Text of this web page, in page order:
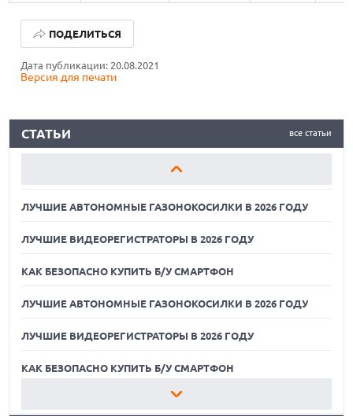
Дата публикации: 20.08.2021
Версия для печати
ПОДЕЛИТЬСЯ
все статьи
СТАТЬИ
ЛУЧШИЕ ВИДЕОРЕГИСТРАТОРЫ В 2026 ГОДУ
КАК БЕЗОПАСНО КУПИТЬ Б/У СМАРТФОН
КАК БЕЗОПАСНО КУПИТЬ Б/У СМАРТФОН
ЛУЧШИЕ АВТОНОМНЫЕ ГАЗОНОКОСИЛКИ В 2026 ГОДУ
ЛУЧШИЕ ВИДЕОРЕГИСТРАТОРЫ В 2026 ГОДУ
КАК БЕЗОПАСНО КУПИТЬ Б/У СМАРТФОН
ЛУЧШИЕ АВТОНОМНЫЕ ГАЗОНОКОСИЛКИ В 2026 ГОДУ
ЛУЧШИЕ ВИДЕОРЕГИСТРАТОРЫ В 2026 ГОДУ
КАК БЕЗОПАСНО КУПИТЬ Б/У СМАРТФОН
ЛУЧШИЕ АВТОНОМНЫЕ ГАЗОНОКОСИЛКИ В 2026 ГОДУ
07.08.2026
ПОВТОРИТ УСПЕХ ЛЕГЕНДАРНЫХ МОДЕЛЕЙ КОМПАНИИ